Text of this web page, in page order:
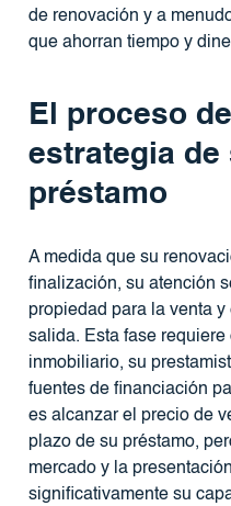
de renovación y a
que ahorran tiempo y
El proceso
estrategia de
préstamo
A medida que su
finalización, su atención
propiedad para la venta
salida. Esta fase
inmobiliario, su
fuentes de financiación
es alcanzar el precio de
plazo de su préstamo,
mercado y la
significativamente su